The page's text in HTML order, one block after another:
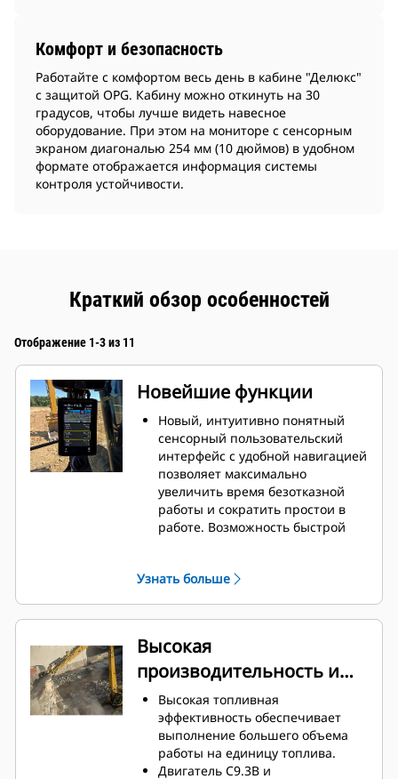
Комфорт и безопасность
Работайте с комфортом весь день в кабине "Делюкс"
с защитой OPG. Кабину можно откинуть на 30
градусов, чтобы лучше видеть навесное
оборудование. При этом на мониторе с сенсорным
экраном диагональю 254 мм (10 дюймов) в удобном
формате отображается информация системы
контроля устойчивости.
Краткий обзор особенностей
Отображение 1-3 из 11
Новейшие функции
Новый, интуитивно понятный
сенсорный пользовательский
интерфейс с удобной навигацией
позволяет максимально
увеличить время безотказной
работы и сократить простои в
работе. Возможность быстрой
повторного заказа списков
заканчивая созданием при
навесного оборудования.
Этот интерфейс позволяет
эффективно работать на
протяжении своей смены.
Интеграция в системе
соединительных муфт и
Узнать больше
Высокая
производительность и
снижение расхода
топлива
Высокая топливная
эффективность обеспечивает
выполнение большего объема
работы на единицу топлива.
Двигатель C9.3B и